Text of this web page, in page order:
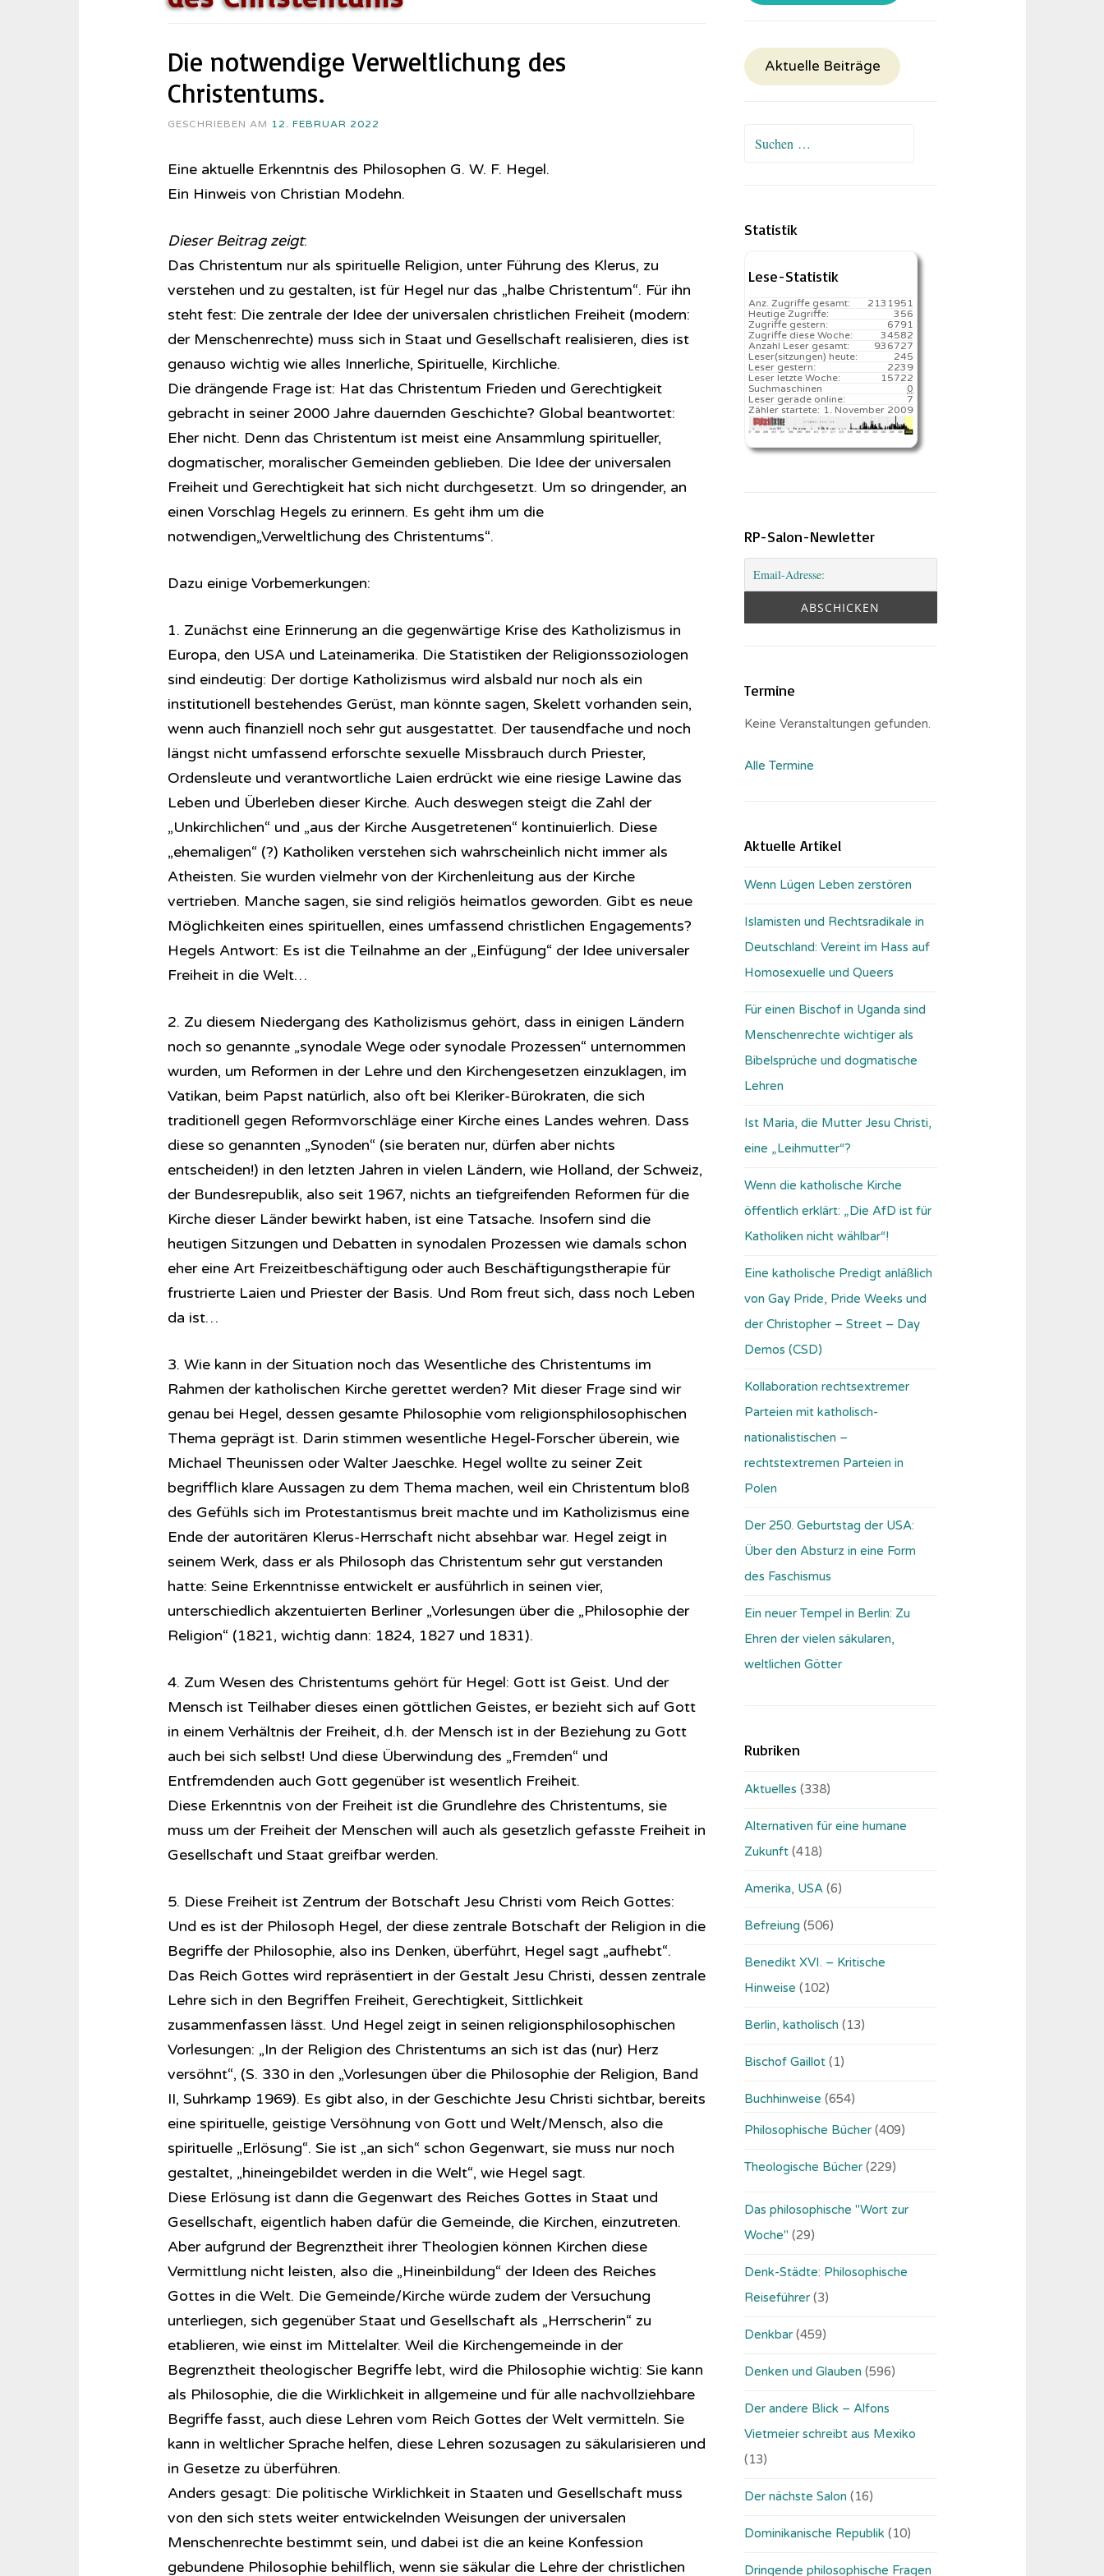
Die notwendige Verweltlichung des
Christentums.
GESCHRIEBEN AM 12. FEBRUAR 2022
Eine aktuelle Erkenntnis des Philosophen G. W. F. Hegel.
Ein Hinweis von Christian Modehn.
Dieser Beitrag zeigt:
Das Christentum nur als spirituelle Religion, unter Führung des Klerus, zu
verstehen und zu gestalten, ist für Hegel nur das „halbe Christentum“. Für ihn
steht fest: Die zentrale der Idee der universalen christlichen Freiheit (modern:
der Menschenrechte) muss sich in Staat und Gesellschaft realisieren, dies ist
genauso wichtig wie alles Innerliche, Spirituelle, Kirchliche.
Die drängende Frage ist: Hat das Christentum Frieden und Gerechtigkeit
gebracht in seiner 2000 Jahre dauernden Geschichte? Global beantwortet:
Eher nicht. Denn das Christentum ist meist eine Ansammlung spiritueller,
dogmatischer, moralischer Gemeinden geblieben. Die Idee der universalen
Freiheit und Gerechtigkeit hat sich nicht durchgesetzt. Um so dringender, an
einen Vorschlag Hegels zu erinnern. Es geht ihm um die
notwendigen„Verweltlichung des Christentums“.
Dazu einige Vorbemerkungen:
1. Zunächst eine Erinnerung an die gegenwärtige Krise des Katholizismus in
Europa, den USA und Lateinamerika. Die Statistiken der Religionssoziologen
sind eindeutig: Der dortige Katholizismus wird alsbald nur noch als ein
institutionell bestehendes Gerüst, man könnte sagen, Skelett vorhanden sein,
wenn auch finanziell noch sehr gut ausgestattet. Der tausendfache und noch
längst nicht umfassend erforschte sexuelle Missbrauch durch Priester,
Ordensleute und verantwortliche Laien erdrückt wie eine riesige Lawine das
Leben und Überleben dieser Kirche. Auch deswegen steigt die Zahl der
„Unkirchlichen“ und „aus der Kirche Ausgetretenen“ kontinuierlich. Diese
„ehemaligen“ (?) Katholiken verstehen sich wahrscheinlich nicht immer als
Atheisten. Sie wurden vielmehr von der Kirchenleitung aus der Kirche
vertrieben. Manche sagen, sie sind religiös heimatlos geworden. Gibt es neue
Möglichkeiten eines spirituellen, eines umfassend christlichen Engagements?
Hegels Antwort: Es ist die Teilnahme an der „Einfügung“ der Idee universaler
Freiheit in die Welt…
2. Zu diesem Niedergang des Katholizismus gehört, dass in einigen Ländern
noch so genannte „synodale Wege oder synodale Prozessen“ unternommen
wurden, um Reformen in der Lehre und den Kirchengesetzen einzuklagen, im
Vatikan, beim Papst natürlich, also oft bei Kleriker-Bürokraten, die sich
traditionell gegen Reformvorschläge einer Kirche eines Landes wehren. Dass
diese so genannten „Synoden“ (sie beraten nur, dürfen aber nichts
entscheiden!) in den letzten Jahren in vielen Ländern, wie Holland, der Schweiz,
der Bundesrepublik, also seit 1967, nichts an tiefgreifenden Reformen für die
Kirche dieser Länder bewirkt haben, ist eine Tatsache. Insofern sind die
heutigen Sitzungen und Debatten in synodalen Prozessen wie damals schon
eher eine Art Freizeitbeschäftigung oder auch Beschäftigungstherapie für
frustrierte Laien und Priester der Basis. Und Rom freut sich, dass noch Leben
da ist…
3. Wie kann in der Situation noch das Wesentliche des Christentums im
Rahmen der katholischen Kirche gerettet werden? Mit dieser Frage sind wir
genau bei Hegel, dessen gesamte Philosophie vom religionsphilosophischen
Thema geprägt ist. Darin stimmen wesentliche Hegel-Forscher überein, wie
Michael Theunissen oder Walter Jaeschke. Hegel wollte zu seiner Zeit
begrifflich klare Aussagen zu dem Thema machen, weil ein Christentum bloß
des Gefühls sich im Protestantismus breit machte und im Katholizismus eine
Ende der autoritären Klerus-Herrschaft nicht absehbar war. Hegel zeigt in
seinem Werk, dass er als Philosoph das Christentum sehr gut verstanden
hatte: Seine Erkenntnisse entwickelt er ausführlich in seinen vier,
unterschiedlich akzentuierten Berliner „Vorlesungen über die „Philosophie der
Religion“ (1821, wichtig dann: 1824, 1827 und 1831).
4. Zum Wesen des Christentums gehört für Hegel: Gott ist Geist. Und der
Mensch ist Teilhaber dieses einen göttlichen Geistes, er bezieht sich auf Gott
in einem Verhältnis der Freiheit, d.h. der Mensch ist in der Beziehung zu Gott
auch bei sich selbst! Und diese Überwindung des „Fremden“ und
Entfremdenden auch Gott gegenüber ist wesentlich Freiheit.
Diese Erkenntnis von der Freiheit ist die Grundlehre des Christentums, sie
muss um der Freiheit der Menschen will auch als gesetzlich gefasste Freiheit in
Gesellschaft und Staat greifbar werden.
5. Diese Freiheit ist Zentrum der Botschaft Jesu Christi vom Reich Gottes:
Und es ist der Philosoph Hegel, der diese zentrale Botschaft der Religion in die
Begriffe der Philosophie, also ins Denken, überführt, Hegel sagt „aufhebt“.
Das Reich Gottes wird repräsentiert in der Gestalt Jesu Christi, dessen zentrale
Lehre sich in den Begriffen Freiheit, Gerechtigkeit, Sittlichkeit
zusammenfassen lässt. Und Hegel zeigt in seinen religionsphilosophischen
Vorlesungen: „In der Religion des Christentums an sich ist das (nur) Herz
versöhnt“, (S. 330 in den „Vorlesungen über die Philosophie der Religion, Band
II, Suhrkamp 1969). Es gibt also, in der Geschichte Jesu Christi sichtbar, bereits
eine spirituelle, geistige Versöhnung von Gott und Welt/Mensch, also die
spirituelle „Erlösung“. Sie ist „an sich“ schon Gegenwart, sie muss nur noch
gestaltet, „hineingebildet werden in die Welt“, wie Hegel sagt.
Diese Erlösung ist dann die Gegenwart des Reiches Gottes in Staat und
Gesellschaft, eigentlich haben dafür die Gemeinde, die Kirchen, einzutreten.
Aber aufgrund der Begrenztheit ihrer Theologien können Kirchen diese
Vermittlung nicht leisten, also die „Hineinbildung“ der Ideen des Reiches
Gottes in die Welt. Die Gemeinde/Kirche würde zudem der Versuchung
unterliegen, sich gegenüber Staat und Gesellschaft als „Herrscherin“ zu
etablieren, wie einst im Mittelalter. Weil die Kirchengemeinde in der
Begrenztheit theologischer Begriffe lebt, wird die Philosophie wichtig: Sie kann
als Philosophie, die die Wirklichkeit in allgemeine und für alle nachvollziehbare
Begriffe fasst, auch diese Lehren vom Reich Gottes der Welt vermitteln. Sie
kann in weltlicher Sprache helfen, diese Lehren sozusagen zu säkularisieren und
in Gesetze zu überführen.
Anders gesagt: Die politische Wirklichkeit in Staaten und Gesellschaft muss
von den sich stets weiter entwickelnden Weisungen der universalen
Menschenrechte bestimmt sein, und dabei ist die an keine Konfession
gebundene Philosophie behilflich, wenn sie säkular die Lehre der christlichen
Aktuelle Beiträge
Suchen
Statistik
Lese-Statistik
2131951
Anz. Zugriffe gesamt:
356
Heutige Zugriffe:
6791
Zugriffe gestern:
34582
Zugriffe diese Woche:
936727
Anzahl Leser gesamt:
245️
Leser(sitzungen) heute:
2239
Leser gestern:
15722️
Leser letzte Woche:
0
Suchmaschinen
7
Leser gerade online:
1. November 2009
Zähler startete:
RP-Salon-Newletter
Termine
Keine Veranstaltungen gefunden.
Alle Termine
Aktuelle Artikel
Wenn Lügen Leben zerstören
Islamisten und Rechtsradikale in
Deutschland: Vereint im Hass auf
Homosexuelle und Queers
Für einen Bischof in Uganda sind
Menschenrechte wichtiger als
Bibelsprüche und dogmatische
Lehren
Ist Maria, die Mutter Jesu Christi,
eine „Leihmutter“?
Wenn die katholische Kirche
öffentlich erklärt: „Die AfD ist für
Katholiken nicht wählbar“!
Eine katholische Predigt anläßlich
von Gay Pride, Pride Weeks und
der Christopher – Street – Day
Demos (CSD)
Kollaboration rechtsextremer
Parteien mit katholisch-
nationalistischen –
rechtstextremen Parteien in
Polen
Der 250. Geburtstag der USA:
Über den Absturz in eine Form
des Faschismus
Ein neuer Tempel in Berlin: Zu
Ehren der vielen säkularen,
weltlichen Götter
Rubriken
Aktuelles (338)
Alternativen für eine humane
Zukunft (418)
Amerika, USA (6)
Befreiung (506)
Benedikt XVI. – Kritische
Hinweise (102)
Berlin, katholisch (13)
Bischof Gaillot (1)
Buchhinweise (654)
Philosophische Bücher (409)
Theologische Bücher (229)
Das philosophische "Wort zur
Woche" (29)
Denk-Städte: Philosophische
Reiseführer (3)
Denkbar (459)
Denken und Glauben (596)
Der andere Blick – Alfons
Vietmeier schreibt aus Mexiko
(13)
Der nächste Salon (16)
Dominikanische Republik (10)
Dringende philosophische Fragen